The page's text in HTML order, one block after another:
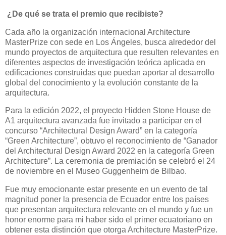
¿De qué se trata el premio que recibiste?
Cada año la organización internacional Architecture
MasterPrize con sede en Los Ángeles, busca alrededor del
mundo proyectos de arquitectura que resulten relevantes en
diferentes aspectos de investigación teórica aplicada en
edificaciones construidas que puedan aportar al desarrollo
global del conocimiento y la evolución constante de la
arquitectura.
Para la edición 2022, el proyecto Hidden Stone House de
A1 arquitectura avanzada fue invitado a participar en el
concurso “Architectural Design Award” en la categoría
“Green Architecture”, obtuvo el reconocimiento de “Ganador
del Architectural Design Award 2022 en la categoría Green
Architecture”. La ceremonia de premiación se celebró el 24
de noviembre en el Museo Guggenheim de Bilbao.
Fue muy emocionante estar presente en un evento de tal
magnitud poner la presencia de Ecuador entre los países
que presentan arquitectura relevante en el mundo y fue un
honor enorme para mi haber sido el primer ecuatoriano en
obtener esta distinción que otorga Architecture MasterPrize.